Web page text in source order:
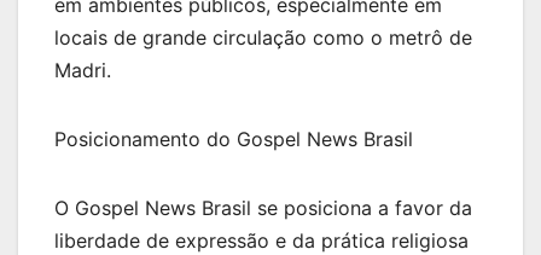
em ambientes públicos, especialmente em
locais de grande circulação como o metrô de
Madri.
Posicionamento do Gospel News Brasil
O Gospel News Brasil se posiciona a favor da
liberdade de expressão e da prática religiosa